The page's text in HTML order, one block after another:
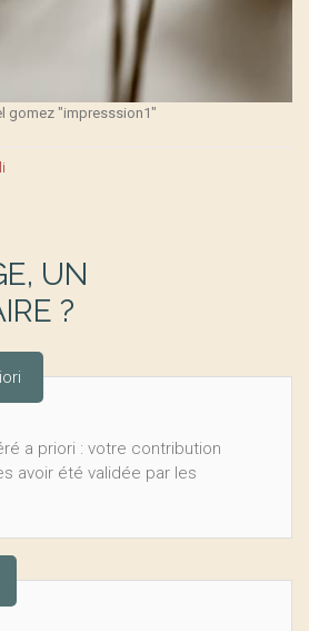
gomez "impresssion1"
UN
?
a priori : votre contribution
avoir été validée par les